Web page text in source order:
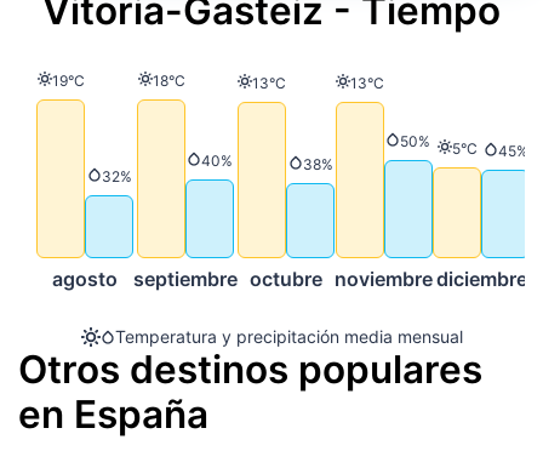
Vitoria-Gasteiz - Tiempo
Temperatura y precipitación media mensual
agosto
Temperatura
19°C
Precipitación
32%
septiembre
Temperatura
18°C
Precipitación
40%
octubre
Temperatura
13°C
Precipitación
38%
noviembre
Temperatura
13°C
Precipitación
50%
diciembre
Temperatura
5°C 45%
Otros destinos populares
en España